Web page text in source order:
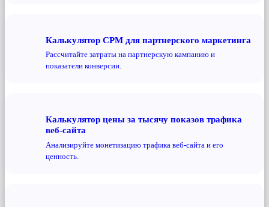
Калькулятор CPM для партнерского маркетинга
Рассчитайте затраты на партнерскую кампанию и
показатели конверсии.
Калькулятор цены за тысячу показов трафика
веб-сайта
Анализируйте монетизацию трафика веб-сайта и его
ценность.